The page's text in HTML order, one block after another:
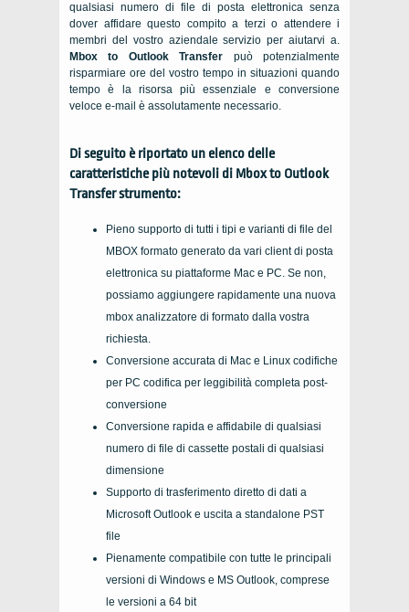
qualsiasi numero di file di posta elettronica senza
dover affidare questo compito a terzi o attendere i
membri del vostro aziendale servizio per aiutarvi a.
Mbox to Outlook Transfer può potenzialmente
risparmiare ore del vostro tempo in situazioni quando
tempo è la risorsa più essenziale e conversione
veloce e-mail è assolutamente necessario.
Di seguito è riportato un elenco delle
caratteristiche più notevoli di Mbox to Outlook
Transferstrumento:
Pieno supporto di tutti i tipi e varianti di file del
MBOX formato generato da vari client di posta
elettronica su piattaforme Mac e PC. Se non,
possiamo aggiungere rapidamente una nuova
mbox analizzatore di formato dalla vostra
richiesta.
Conversione accurata di Mac e Linux codifiche
per PC codifica per leggibilità completa post-
conversione
Conversione rapida e affidabile di qualsiasi
numero di file di cassette postali di qualsiasi
dimensione
Supporto di trasferimento diretto di dati a
Microsoft Outlook e uscita a standalone PST
file
Pienamente compatibile con tutte le principali
versioni di Windows e MS Outlook, comprese
le versioni a 64 bit